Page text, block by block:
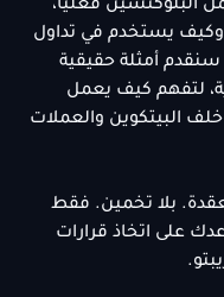
البلوكتشين فعليًا،
وكيف يستخدم في تداول
سنقدم أمثلة حقيقية
لتفهم كيف يعمل
البيتكوين والعملات
بلا تخمين. فقط
على اتخاذ قرارات